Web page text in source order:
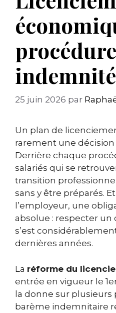
25 juin 2026 par
Un plan de
rarement une décision
Derrière chaque
salariés qui se
transition
sans y être préparés.
l’employeur, une
absolue : respecter un
s’est
dernières années.
La réforme du
entrée en vigueur le
la donne sur plusieurs
barème indemnitaire